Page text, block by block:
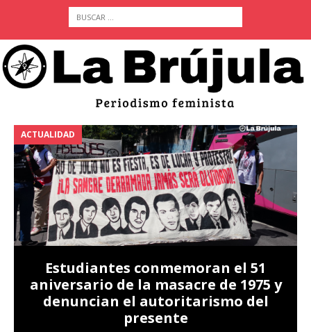
ACTUALIDAD
Estudiantes conmemoran el 51
aniversario de la masacre de 1975 y
denuncian el autoritarismo del
presente